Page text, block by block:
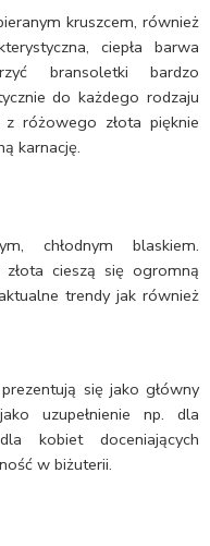
kruszcem, również
ciepła barwa
bransoletki bardzo
do każdego rodzaju
różowego złota pięknie
karnację.
chłodnym blaskiem.
cieszą się ogromną
trendy jak również
się jako główny
uzupełnienie np. dla
kobiet doceniających
w biżuterii.